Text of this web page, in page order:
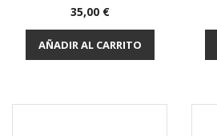
Precio
35,00 €
AÑADIR AL CARRITO